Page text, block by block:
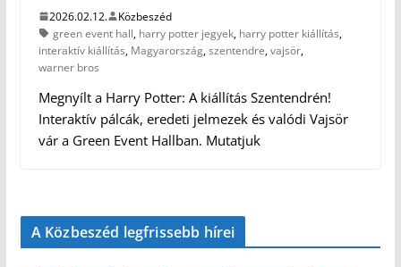
2026.02.12.
Közbeszéd
green event hall, harry potter jegyek, harry potter kiállítás,
interaktív kiállítás, Magyarország,szentendre,vajsör,
warner bros
Megnyílt a Harry Potter: A kiállítás Szentendrén!
Interaktív pálcák, eredeti jelmezek és valódi Vajsör
vár a Green Event Hallban. Mutatjuk
A Közbeszéd legfrissebb hírei